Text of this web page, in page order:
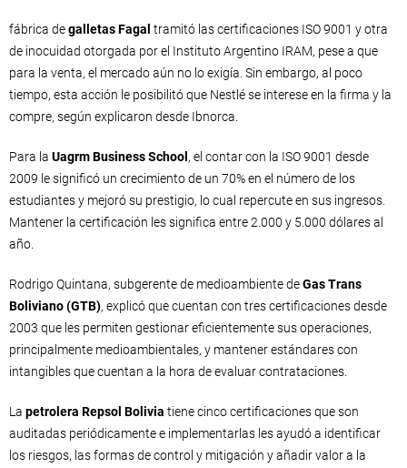
fábrica degalletas Fagal tramitó las certificaciones ISO 9001 y otra
de inocuidad otorgada por el Instituto Argentino IRAM, pese a que
para la venta, el mercado aún no lo exigía. Sin embargo, al poco
tiempo, esta acción le posibilitó que Nestlé se interese en la firma y la
compre, según explicaron desde Ibnorca.
Para la Uagrm Business School , el contar con la ISO 9001 desde
2009 le significó un crecimiento de un 70% en el número de los
estudiantes y mejoró su prestigio, lo cual repercute en sus ingresos.
Mantener la certificación les significa entre 2.000 y 5.000 dólares al
año.
Rodrigo Quintana, subgerente de medioambiente deGas Trans
Boliviano (GTB), explicó que cuentan con tres certificaciones desde
2003 que les permiten gestionar eficientemente sus operaciones,
principalmente medioambientales, y mantener estándares con
intangibles que cuentan a la hora de evaluar contrataciones.
La petrolera Repsol Bolivia tiene cinco certificaciones que son
auditadas periódicamente e implementarlas les ayudó a identificar
los riesgos, las formas de control y mitigación y añadir valor a la